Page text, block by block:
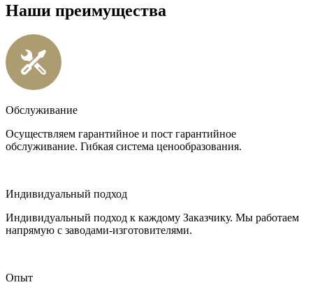
Наши преимущества
Обслуживание
Осуществляем гарантийное и пост гарантийное
обслуживание. Гибкая система ценообразования.
Индивидуальный подход
Индивидуальный подход к каждому Заказчику. Мы работаем
напрямую с заводами-изготовителями.
Опыт